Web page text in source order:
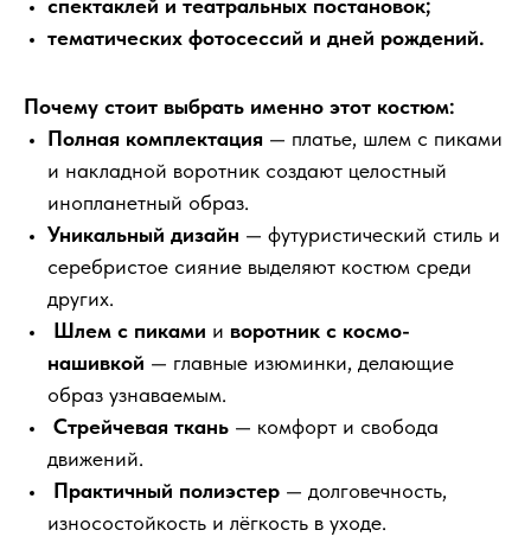
спектаклей и театральных постановок;
тематических фотосессий и дней рождений.
Почему стоит выбрать именно этот костюм:
Полная комплектация — платье, шлем с пиками
и накладной воротник создают целостный
инопланетный образ.
Уникальный дизайн — футуристический стиль и
серебристое сияние выделяют костюм среди
других.
Шлем с пиками и воротник с космо-
нашивкой — главные изюминки, делающие
образ узнаваемым.
Стрейчевая ткань — комфорт и свобода
движений.
Практичный полиэстер — долговечность,
износостойкость и лёгкость в уходе.